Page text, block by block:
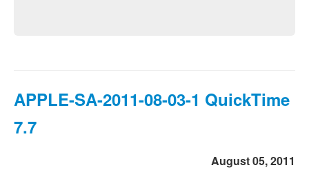
APPLE-SA-2011-08-03-1 QuickTime
7.7
August 05, 2011